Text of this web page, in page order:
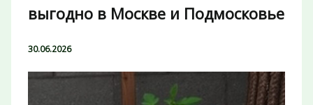
выгодно в Москве и Подмосковье
30.06.2026